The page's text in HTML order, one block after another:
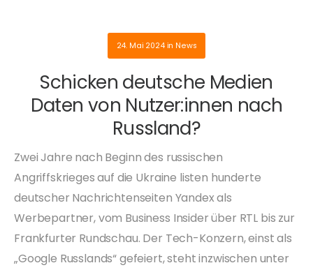
24. Mai 2024in News
Schicken deutsche Medien
Daten von Nutzer:innen nach
Russland?
Zwei Jahre nach Beginn des russischen
Angriffskrieges auf die Ukraine listen hunderte
deutscher Nachrichtenseiten Yandex als
Werbepartner, vom Business Insider über RTL bis zur
Frankfurter Rundschau. Der Tech-Konzern, einst als
„Google Russlands“ gefeiert, steht inzwischen unter